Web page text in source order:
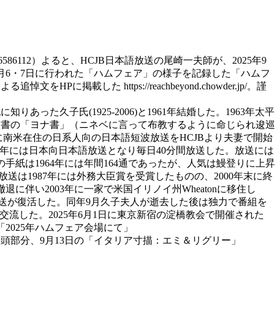
）よると、HCJB日本語放送の尾崎一夫師が、2025年9
・7日に行われた「ハムフェア」の様子を記録した「ハムフ
追悼文をHPに掲載した https://reachbeyond.chowder.jp/。謹
りあった久子氏(1925-2006)と1961年結婚した。1963年太平
の「ヨナ書」（ニネベに言って布教するように命じられ逡巡
米在住の日系人向の日本語短波放送をHCJBより夫妻で開始
には日本向日本語放送となり毎日40分間放送した。放送には
紙は1964年には年間164通であったが、人気は鰻登りに上昇
は1987年には外務大臣賞を受賞したものの、2000年末に終
に伴い2003年に一家で米国イリノイ州Wheatonに移住し
が復活した。同年9月久子夫人が逝去した後は独力で番組を
した。2025年6月1日に東京新宿の淀橋教会で開催された
年ハムフェア会場にて」
冒頭部分、9月13日の「イタリア寸描：エミ＆リグリー」